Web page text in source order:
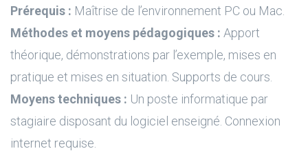
Prérequis : Maîtrise de l’environnement PC ou Mac.
Méthodes et moyens pédagogiques : Apport
théorique, démonstrations par l’exemple, mises en
pratique et mises en situation. Supports de cours.
Moyens techniques : Un poste informatique par
stagiaire disposant du logiciel enseigné. Connexion
internet requise.